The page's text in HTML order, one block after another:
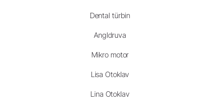
Dental türbin
Angldruva
Mikro motor
Lisa Otoklav
Lina Otoklav